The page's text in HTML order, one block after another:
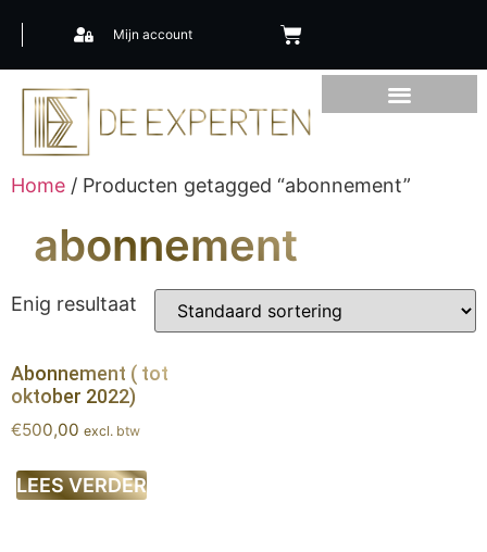
Mijn account
Home / Producten getagged “abonnement”
abonnement
Enig resultaat
Abonnement ( tot
oktober 2022)
€500,00 excl. btw
LEES VERDER